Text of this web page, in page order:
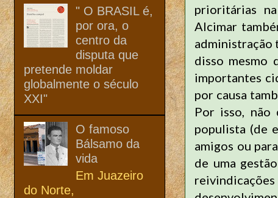
prioritárias
Alcimar
administração
disso mesmo
importantes
por causa
Por isso, não
populista (de
amigos ou
de uma
" O BRASIL é,
por ora, o
centro da
disputa que
pretende moldar
globalmente o século
XXI"
O famoso
Bálsamo da
vida
Em Juazeiro
do Norte,